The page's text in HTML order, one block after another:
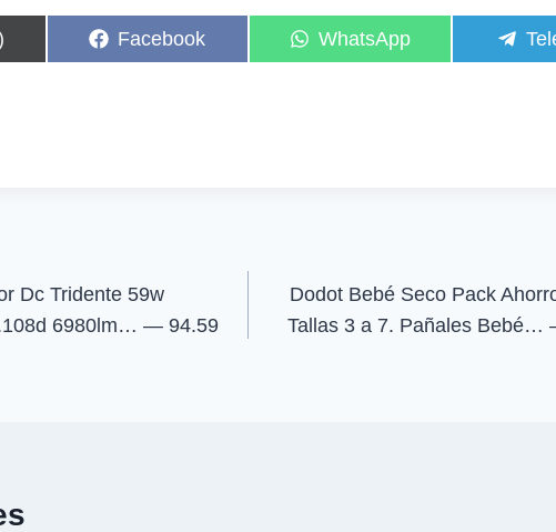
C
o
Facebook
C
o
WhatsApp
C
o
Dc Tridente 59w
6980lm… — 94.59
Dodot Bebé Seco Pack
Tallas 3 a 7. Pañales Bebé…